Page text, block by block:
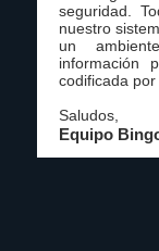
seguridad.
nuestro
un
información
codificada
Saludos,
Equipo